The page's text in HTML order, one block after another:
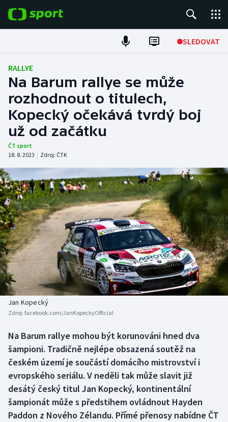
SLEDOVAT
Fotbal
Hokej
Tenis
Atletika
DALŠÍ SPORTY
Americký fotbal
Baseball a softbal
Basketbal
Biatlon
Boby a skeleton
Box
Curling
Dostihy
Florbal
NEPŘEHLÉDNĚTE
Soutěže
Historické návraty
Aplikace ČT sport
AZ kvíz
RALLYE
Na Barum rallye se může
rozhodnout o titulech,
Kopecký očekává tvrdý boj
už od začátku
ČT sport
18. 8. 2023 | Zdroj: ČTK
Jan Kopecký
Zdroj: facebook.com/JanKopeckyOfficial
Na Barum rallye mohou být korunováni hned dva
šampioni. Tradičně nejlépe obsazená soutěž na
českém území je součástí domácího mistrovství i
evropského seriálu. V neděli tak může slavit již
desátý český titul Jan Kopecký, kontinentální
šampionát může s předstihem ovládnout Hayden
Paddon z Nového Zélandu. Přímé přenosy nabídne ČT